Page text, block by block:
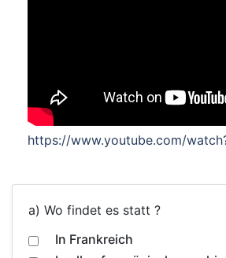
https://www.youtube.com/
a) Wo findet es statt ?
In Frankreich